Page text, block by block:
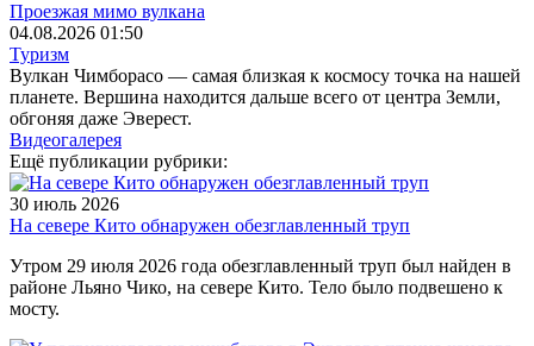
Проезжая мимо вулкана
04.08.2026 01:50
Туризм
Вулкан Чимборасо — самая близкая к космосу точка на нашей
планете. Вершина находится дальше всего от центра Земли,
обгоняя даже Эверест.
Видеогалерея
Ещё публикации рубрики:
30 июль 2026
На севере Кито обнаружен обезглавленный труп
Утром 29 июля 2026 года обезглавленный труп был найден в
районе Льяно Чико, на севере Кито. Тело было подвешено к
мосту.